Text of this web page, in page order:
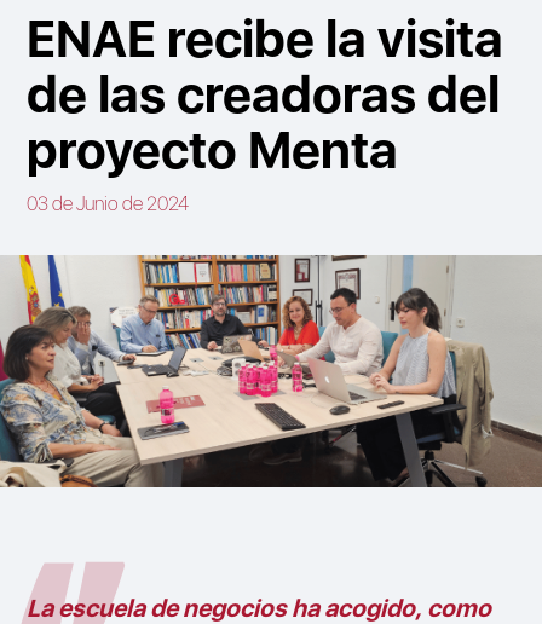
ENAE recibe la visita
de las creadoras del
proyecto Menta
03 de Junio de 2024
La escuela de negocios ha acogido, como